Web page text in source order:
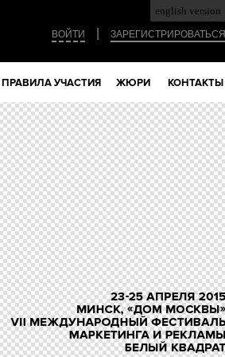
english version
ВОЙТИ ЗАРЕГИСТРИРОВАТЬСЯ
ПРАВИЛА УЧАСТИЯ ЖЮРИ КОНТАКТЫ